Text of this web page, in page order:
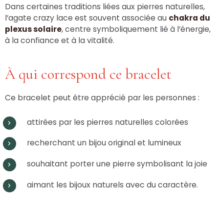
Dans certaines traditions liées aux pierres naturelles,
l’agate crazy lace est souvent associée au chakra du
plexus solaire, centre symboliquement lié à l’énergie,
à la confiance et à la vitalité.
À qui correspond ce bracelet
Ce bracelet peut être apprécié par les personnes :
attirées par les pierres naturelles colorées
recherchant un bijou original et lumineux
souhaitant porter une pierre symbolisant la joie
aimant les bijoux naturels avec du caractère.